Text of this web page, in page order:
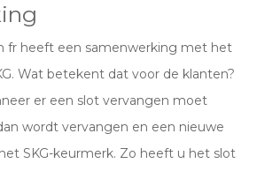
fr heeft een samenwerking met het
Wat betekent dat voor de klanten?
er een slot vervangen moet
wordt vervangen en een nieuwe
SKG-keurmerk. Zo heeft u het slot